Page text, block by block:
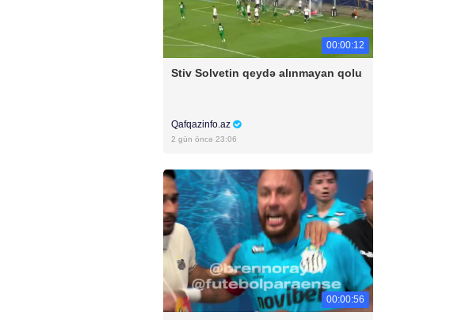
00:00:12
Stiv Solvetin qeydə alınmayan qolu
Qafqazinfo.az
2 gün öncə 23:06
00:00:56